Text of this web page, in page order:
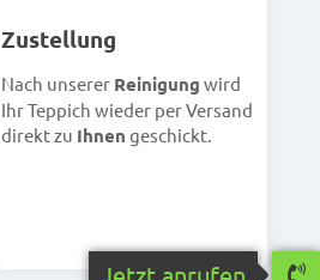
Zustellung
Nach unserer Reinigung wird
Ihr Teppich wieder per Versand
direkt zu Ihnen geschickt.
Jetzt anrufen